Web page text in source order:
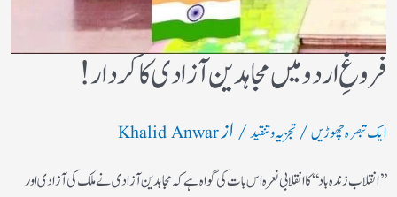
فروغِ اردو میں مجاہدین آزادی کا کردار!
ایک تبصرہ چھوڑیں/تجزیہ و تنقید/ ازKhalid Anwar
’’انقلاب زندہ باد‘‘کا انقلابی نعرہ اس بات کی گواہ ہے کہ مجاہدین آزادی نے ملک کی آزادی اور